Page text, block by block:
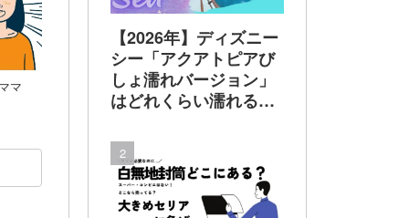
マ
【2026年】ディズニー
シー「アクアトピアび
しょ濡れバージョン」
はどれくらい濡れる？
レインポンチョで乗っ
てみた 実体験でレビ
ュー